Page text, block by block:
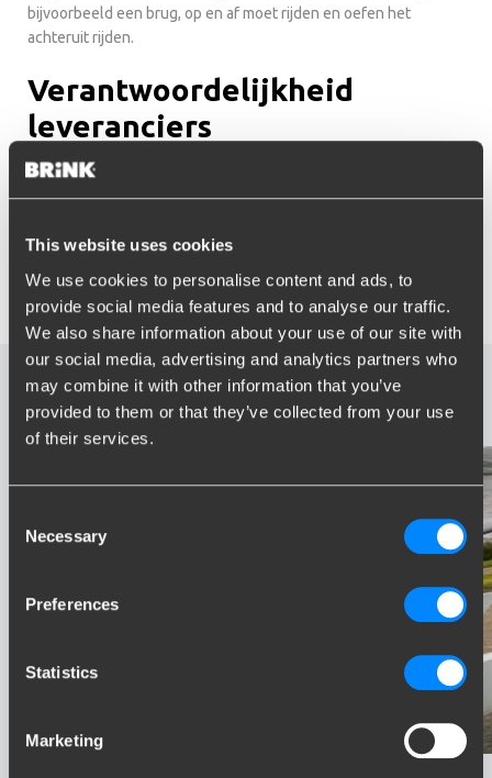
This website uses cookies
We use cookies to personalise content and ads, to
provide social media features and to analyse our traffic.
We also share information about your use of our site with
our social media, advertising and analytics partners who
may combine it with other information that you’ve
provided to them or that they’ve collected from your use
of their services.
Selection
Necessary
Preferences
Statistics
Marketing
bijvoorbeeld een brug, op en af moet rijden en oefen het
achteruit rijden.
Verantwoordelijkheid
leveranciers
De grootste verantwoordelijkheid voor het garanderen van de
caravans, boot- of paardentrailers. Allemaal hebben ze
vanzelfsprekend maken.
Gerelateerde pagina's